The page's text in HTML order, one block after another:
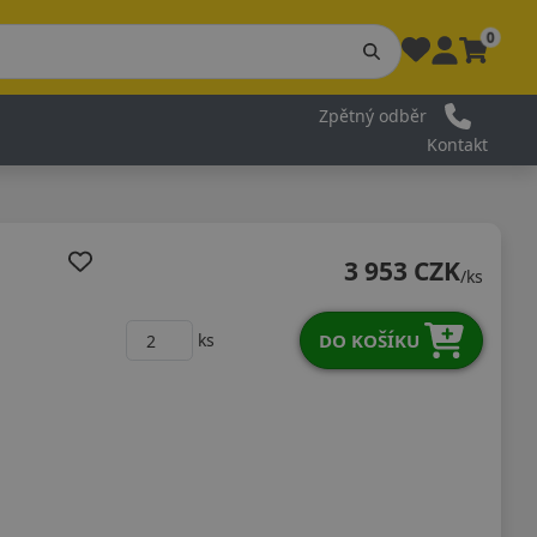
0
Zpětný odběr
Kontakt
3 953 CZK/ks
ks DO KOŠÍKU